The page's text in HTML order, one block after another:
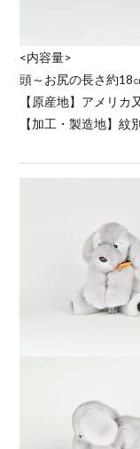
<内容量>
頭～お尻の長さ約18
【原産地】アメリ
【加工・製造地】紋